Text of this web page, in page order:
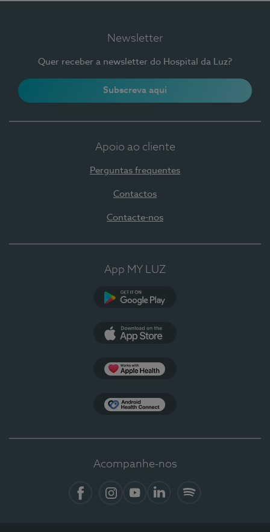
Newsletter
Quer receber a newsletter do Hospital da Luz?
Subscreva aqui
Apoio ao cliente
Perguntas frequentes
Contactos
Contacte-nos
App MY LUZ
Acompanhe-nos